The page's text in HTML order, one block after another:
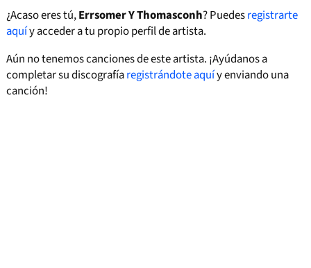
¿Acaso eres tú,Errsomer Y Thomasconh? Puedesregistrarte
aquíy acceder a tu propio perfil de artista.
Aún no tenemos canciones de este artista. ¡Ayúdanos a
completar su discografíaregistrándote aquíy enviando una
canción!